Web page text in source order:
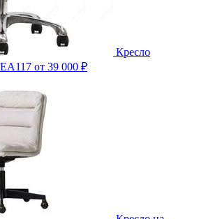
Кресло
от 39 000 ₽